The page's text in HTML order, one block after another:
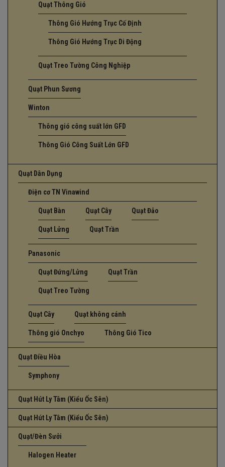
Quạt Thông Gió
Thông Gió Hướng Trục Cố Định
Thông Gió Hướng Trục Di Động
Quạt Treo Tường Công Nghiệp
Quạt Phun Sương
Winton
Thông gió công suất lớn GFD
Thông Gió Công Suất Lớn GFD
Quạt Dân Dụng
Điện cơ TN Vinawind
Quạt Bàn Quạt Cây Quạt Đảo
Quạt Lửng Quạt Trần
Panasonic
Quạt Đứng/Lửng Quạt Trần
Quạt Treo Tường
Quạt Cây Quạt không cánh
Thông gió Onchyo Thông Gió Tico
Quạt Điều Hòa
Symphony
Quạt Hút Ly Tâm (Kiểu Ốc Sên)
Quạt Hút Ly Tâm (Kiểu Ốc Sên)
Quạt/Đèn Sưởi
Halogen Heater